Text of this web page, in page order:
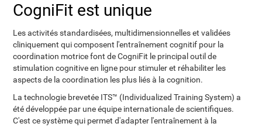
CogniFit est unique
Les activités standardisées, multidimensionnelles et validées
cliniquement qui composent l'entraînement cognitif pour la
coordination motrice font de CogniFit le principal outil de
stimulation cognitive en ligne pour stimuler et réhabiliter les
aspects de la coordination les plus liés à la cognition.
La technologie brevetée ITS™ (Individualized Training System) a
été développée par une équipe internationale de scientifiques.
C'est ce système qui permet d'adapter l'entraînement à la